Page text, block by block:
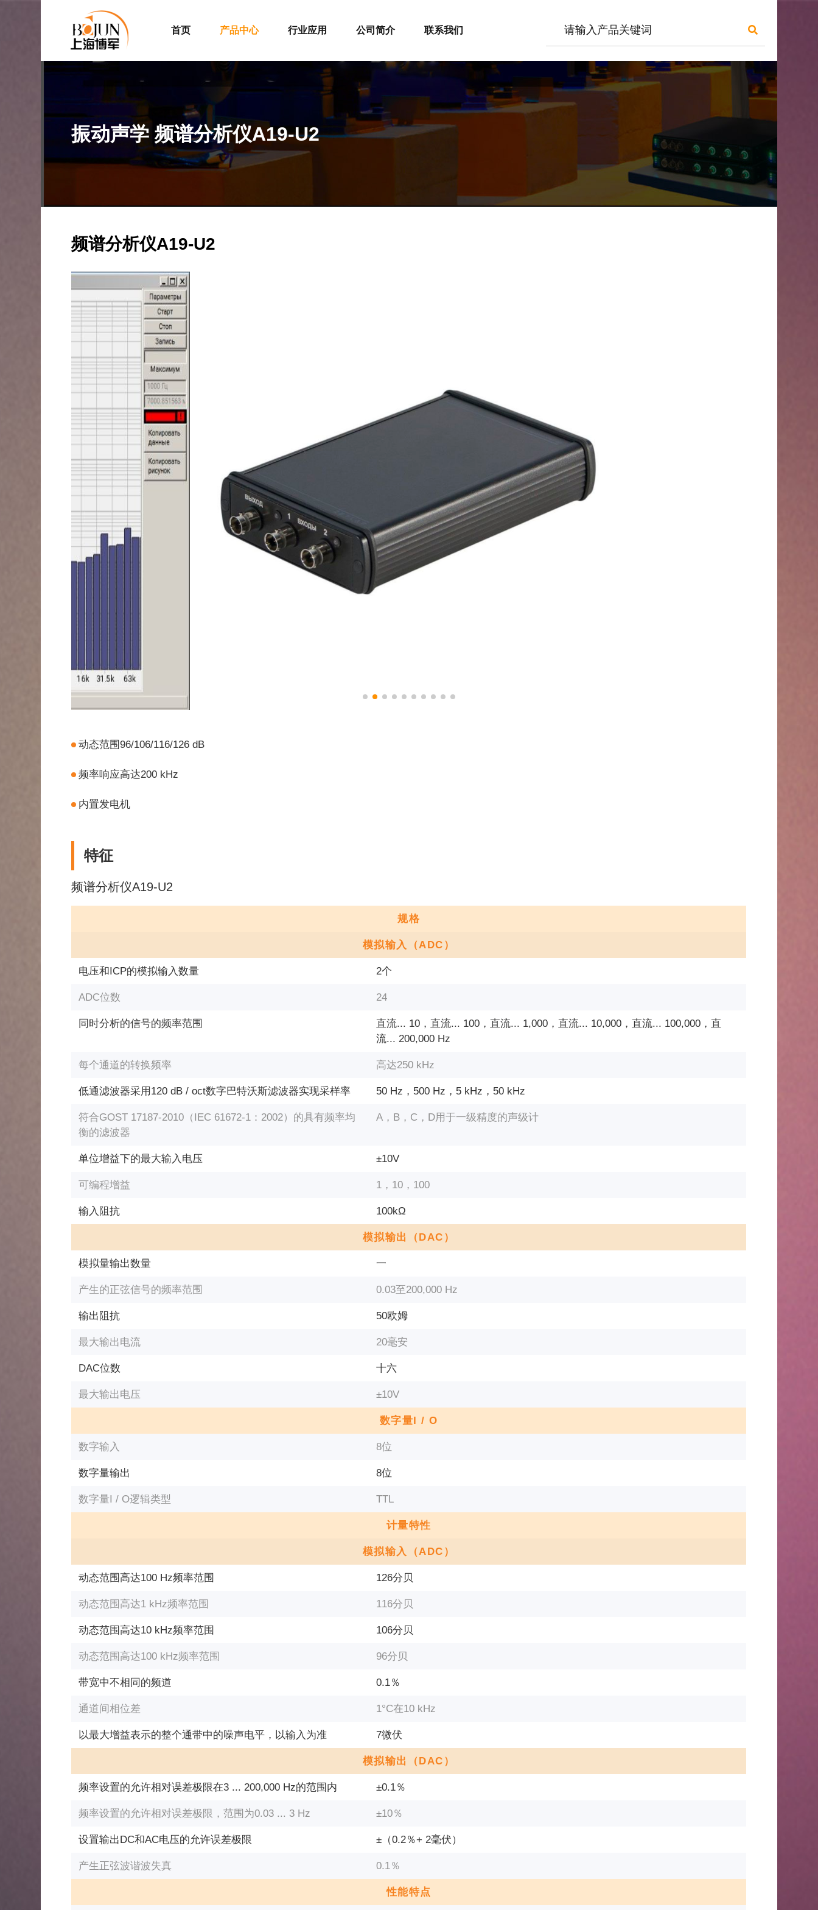
首页 产品中心 行业应用 公司简介 联系我们
振动声学 频谱分析仪A19-U2
频谱分析仪A19-U2
动态范围96/106/116/126 dB
频率响应高达200 kHz
内置发电机
特征
频谱分析仪A19-U2
规格
模拟输入（ADC）
电压和ICP的模拟输入数量 2个
ADC位数 24
同时分析的信号的频率范围
直流... 10，直流... 100，直流... 1,000，直流... 10,000，直流... 100,000，直
流... 200,000 Hz
每个通道的转换频率 高达250 kHz
低通滤波器采用120 dB / oct数字巴特沃斯滤波器实现采样率 50 Hz，500 Hz，5 kHz，50 kHz
符合GOST 17187-2010（IEC 61672-1：2002）的具有频率均
衡的滤波器
А，В，С，D用于一级精度的声级计
单位增益下的最大输入电压 ±10V
可编程增益 1，10，100
输入阻抗 100kΩ
模拟输出（DAC）
模拟量输出数量 一
产生的正弦信号的频率范围 0.03至200,000 Hz
输出阻抗 50欧姆
最大输出电流 20毫安
DAC位数 十六
最大输出电压 ±10V
数字量I / O
数字输入 8位
数字量输出 8位
数字量I / O逻辑类型 TTL
计量特性
模拟输入（ADC）
动态范围高达100 Hz频率范围 126分贝
动态范围高达1 kHz频率范围 116分贝
动态范围高达10 kHz频率范围 106分贝
动态范围高达100 kHz频率范围 96分贝
带宽中不相同的频道 0.1％
通道间相位差 1°C在10 kHz
以最大增益表示的整个通带中的噪声电平，以输入为准 7微伏
模拟输出（DAC）
频率设置的允许相对误差极限在3 ... 200,000 Hz的范围内 ±0.1％
频率设置的允许相对误差极限，范围为0.03 ... 3 Hz ±10％
设置输出DC和AC电压的允许误差极限 ±（0.2％+ 2毫伏）
产生正弦波谐波失真 0.1％
性能特点